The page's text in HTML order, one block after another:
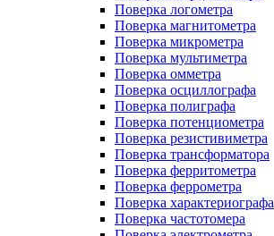
Поверка логометра
Поверка магнитометра
Поверка микрометра
Поверка мультиметра
Поверка омметра
Поверка осциллографа
Поверка полиграфа
Поверка потенциометра
Поверка резистивиметра
Поверка трансформатора
Поверка ферритометра
Поверка феррометра
Поверка характериографа
Поверка частотомера